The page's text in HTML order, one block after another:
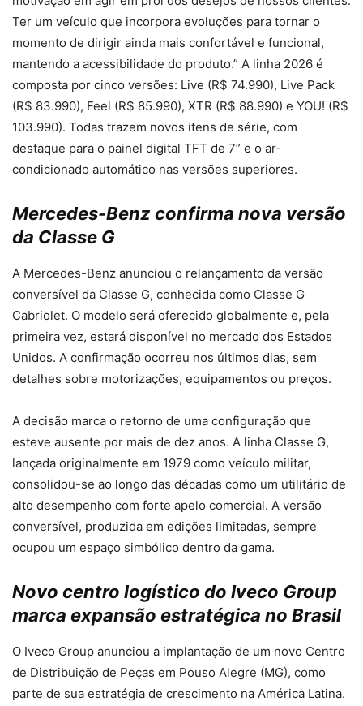
Ter um veículo que incorpora evoluções para tornar o
momento de dirigir ainda mais confortável e funcional,
mantendo a acessibilidade do produto.” A linha 2026 é
composta por cinco versões: Live (R$ 74.990), Live Pack
(R$ 83.990), Feel (R$ 85.990), XTR (R$ 88.990) e YOU! (R$
103.990). Todas trazem novos itens de série, com
destaque para o painel digital TFT de 7” e o ar-
condicionado automático nas versões superiores.
Mercedes-Benz confirma nova versão
da Classe G
A Mercedes-Benz anunciou o relançamento da versão
conversível da Classe G, conhecida como Classe G
Cabriolet. O modelo será oferecido globalmente e, pela
primeira vez, estará disponível no mercado dos Estados
Unidos. A confirmação ocorreu nos últimos dias, sem
detalhes sobre motorizações, equipamentos ou preços.
A decisão marca o retorno de uma configuração que
esteve ausente por mais de dez anos. A linha Classe G,
lançada originalmente em 1979 como veículo militar,
consolidou-se ao longo das décadas como um utilitário de
alto desempenho com forte apelo comercial. A versão
conversível, produzida em edições limitadas, sempre
ocupou um espaço simbólico dentro da gama.
Novo centro logístico do Iveco Group
marca expansão estratégica no Brasil
O Iveco Group anunciou a implantação de um novo Centro
de Distribuição de Peças em Pouso Alegre (MG), como
parte de sua estratégia de crescimento na América Latina.